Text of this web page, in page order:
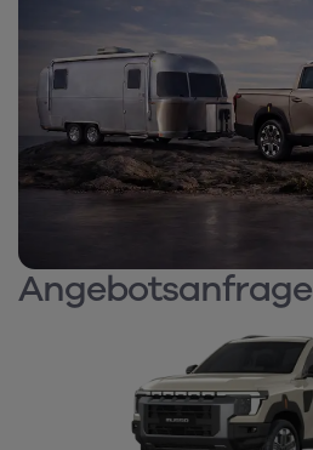
Angebotsanfrage